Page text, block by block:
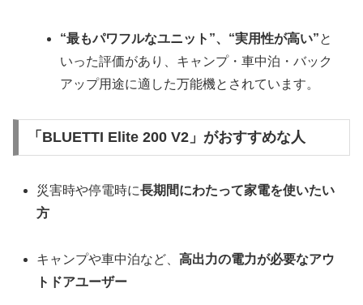
“最もパワフルなユニット”、“実用性が高い”と
いった評価があり、キャンプ・車中泊・バック
アップ用途に適した万能機とされています。
「BLUETTI Elite 200 V2」がおすすめな人
災害時や停電時に長期間にわたって家電を使いたい
方
キャンプや車中泊など、高出力の電力が必要なアウ
トドアユーザー